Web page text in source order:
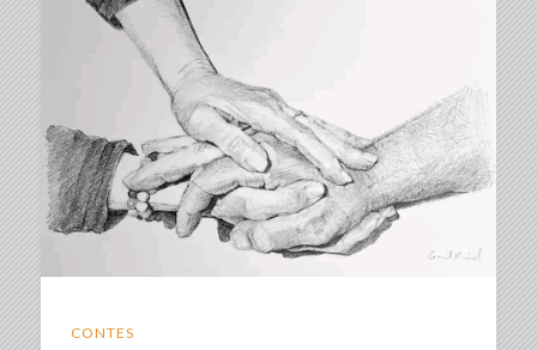
CONTES